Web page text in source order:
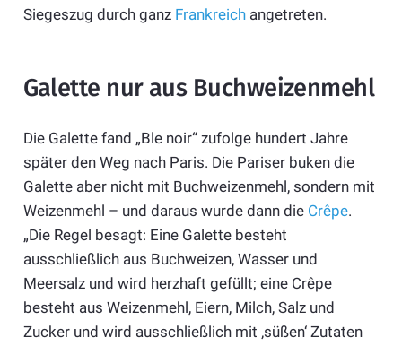
Siegeszug durch ganz Frankreichangetreten.
Galette nur aus Buchweizenmehl
Die Galette fand „Ble noir“ zufolge hundert Jahre
später den Weg nach Paris. Die Pariser buken die
Galette aber nicht mit Buchweizenmehl, sondern mit
Weizenmehl – und daraus wurde dann die Crêpe.
„Die Regel besagt: Eine Galette besteht
ausschließlich aus Buchweizen, Wasser und
Meersalz und wird herzhaft gefüllt; eine Crêpe
besteht aus Weizenmehl, Eiern, Milch, Salz und
Zucker und wird ausschließlich mit ‚süßen‘ Zutaten